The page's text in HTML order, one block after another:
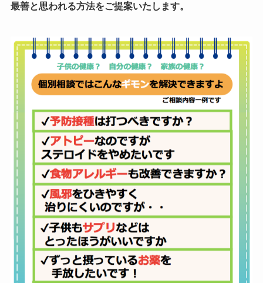
最善と思われる方法をご提案いたします。